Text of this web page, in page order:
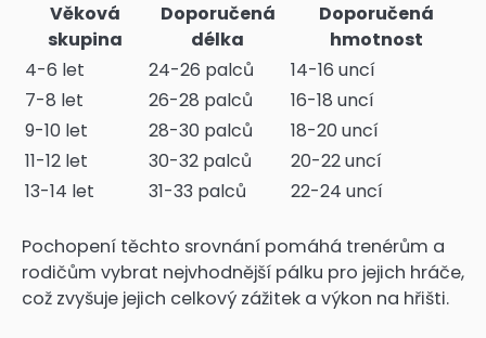
Věková
skupina
Doporučená
délka
Doporučená
hmotnost
4-6 let
24-26 palců
14-16 uncí
7-8 let
26-28 palců
16-18 uncí
9-10 let
28-30 palců
18-20 uncí
11-12 let
30-32 palců
20-22 uncí
13-14 let
31-33 palců 22-24 uncí
Pochopení těchto srovnání pomáhá trenérům a
rodičům vybrat nejvhodnější pálku pro jejich hráče,
což zvyšuje jejich celkový zážitek a výkon na hřišti.